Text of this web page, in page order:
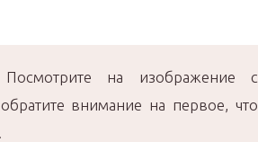
на изображение с
внимание на первое, что